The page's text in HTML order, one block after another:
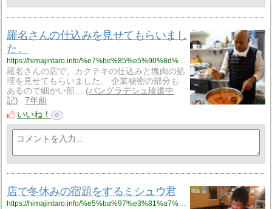
羅名さんの仕込みを見せてもらいまし
た。
https://himajintaro.info/%e7%be%85%e5%90%8d%e3%81%95%e3%82%93%e3%81%ae%e4%bb%95%e8%be%bc%e3%81%bf%e3%82%92%e8%a6%8b%e3%81%9b%e3%81%a6%e3%82%82%e3%82%89%e3%81%84%e3%81%be%e3%81%97%e3%81%9f%e3%80%82/
羅名さんの店で、カクテキの仕込みと塊肉の処
理を見せてもらいました。 企業秘密の部分も
あるので細かい部…
バングラデシュ珍道中
記
7年前
いいね！
0
店で冬休みの宿題をするミシュウ君
https://himajintaro.info/%e5%ba%97%e3%81%a7%e5%86%ac%e4%bc%91%e3%81%bf%e3%81%ae%e5%ae%bf%e9%a1%8c%e3%82%92%e3%81%99%e3%82%8b%e3%83%9f%e3%82%b7%e3%83%a5%e3%82%a6%e5%90%9b/